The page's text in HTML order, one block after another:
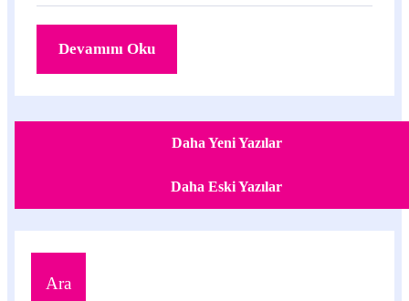
Devamını Oku
Daha Yeni Yazılar
Daha Eski Yazılar
Ara